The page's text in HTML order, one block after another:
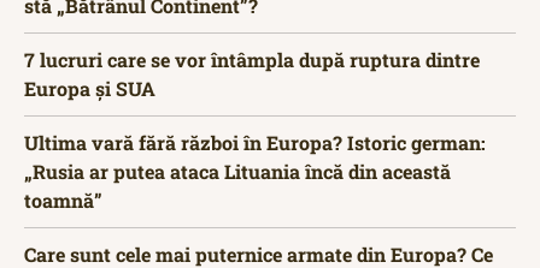
stă „Bătrânul Continent”?
7 lucruri care se vor întâmpla după ruptura dintre
Europa și SUA
Ultima vară fără război în Europa? Istoric german:
„Rusia ar putea ataca Lituania încă din această
toamnă”
Care sunt cele mai puternice armate din Europa? Ce